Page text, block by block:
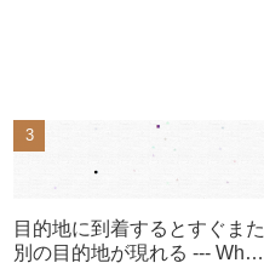
目的地に到着するとすぐまた
別の目的地が現れる --- When